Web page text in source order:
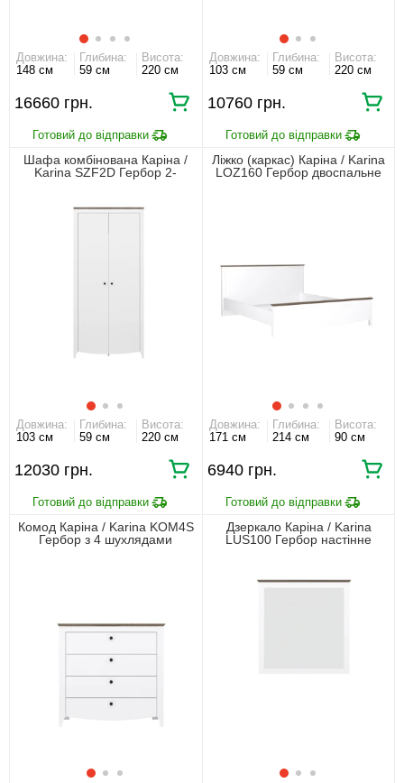
Довжина:
148 см
Глибина:
59 см
Висота:
220 см
16660 грн.
Довжина:
103 см
Глибина:
59 см
Висота:
220 см
10760 грн.
Шафа комбінована Каріна /
Karina SZF2D Гербор 2-
Довжина:
103 см
Глибина:
59 см
Висота:
220 см
12030 грн.
Ліжко (каркас) Каріна / Karina
LOZ160 Гербор двоспальне
Довжина:
171 см
Глибина:
214 см
Висота:
90 см
6940 грн.
Комод Каріна / Karina KOM4S
Гербор з 4 шухлядами
Дзеркало Каріна / Karina
LUS100 Гербор настінне